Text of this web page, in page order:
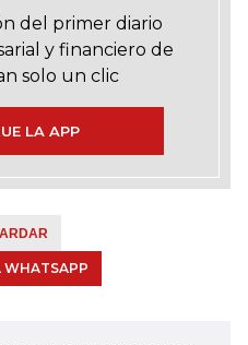
del primer diario
y financiero de
solo un clic
LA APP
WHATSAPP